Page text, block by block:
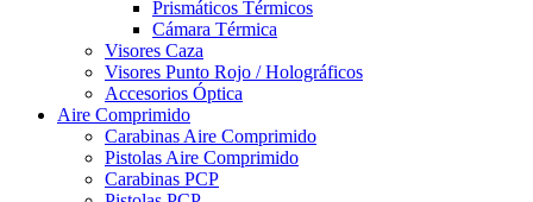
Prismáticos Térmicos
Cámara Térmica
Visores Caza
Visores Punto Rojo / Holográficos
Accesorios Óptica
Aire Comprimido
Carabinas Aire Comprimido
Pistolas Aire Comprimido
Carabinas PCP